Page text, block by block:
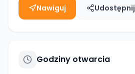
Nawiguj Udostępnij
Godziny otwarcia